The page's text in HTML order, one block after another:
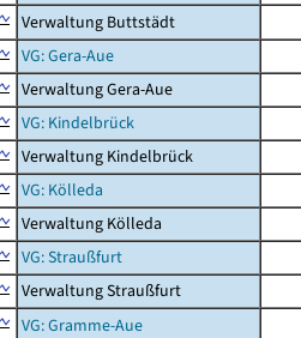
Verwaltung Buttstädt
VG: Gera-Aue
Verwaltung Gera-Aue
VG: Kindelbrück
Verwaltung Kindelbrück
VG: Kölleda
Verwaltung Kölleda
VG: Straußfurt
Verwaltung Straußfurt
VG: Gramme-Aue